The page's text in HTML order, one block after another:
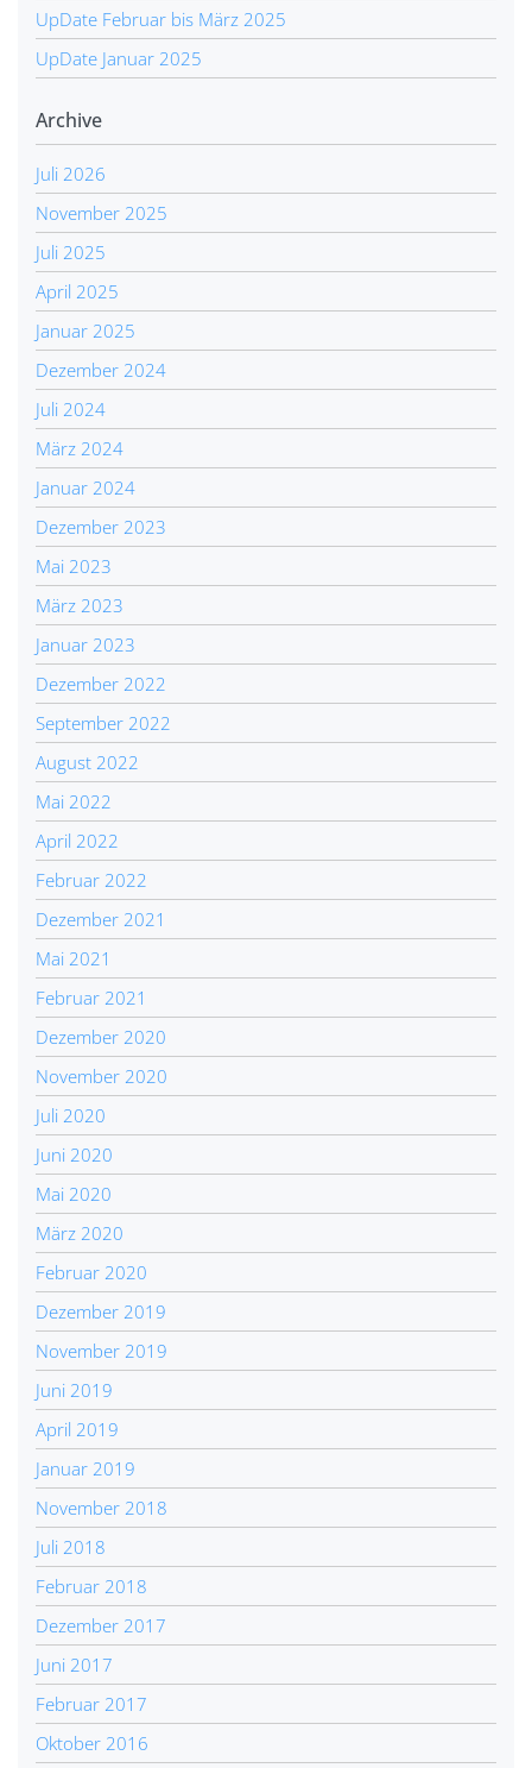
UpDate Februar bis März 2025
UpDate Januar 2025
Archive
Juli 2026
November 2025
Juli 2025
April 2025
Januar 2025
Dezember 2024
Juli 2024
März 2024
Januar 2024
Dezember 2023
Mai 2023
März 2023
Januar 2023
Dezember 2022
September 2022
August 2022
Mai 2022
April 2022
Februar 2022
Dezember 2021
Mai 2021
Februar 2021
Dezember 2020
November 2020
Juli 2020
Juni 2020
Mai 2020
März 2020
Februar 2020
Dezember 2019
November 2019
Juni 2019
April 2019
Januar 2019
November 2018
Juli 2018
Februar 2018
Dezember 2017
Juni 2017
Februar 2017
Oktober 2016